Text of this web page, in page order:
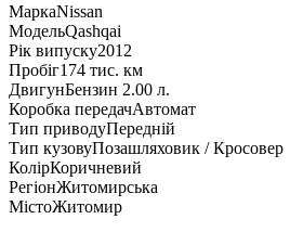
МаркаNissan
МодельQashqai
Рік випуску2012
Пробіг174 тис. км
ДвигунБензин 2.00 л.
Коробка передачАвтомат
Тип приводуПередній
Тип кузовуПозашляховик / Кросовер
КолірКоричневий
РегіонЖитомирська
МістоЖитомир